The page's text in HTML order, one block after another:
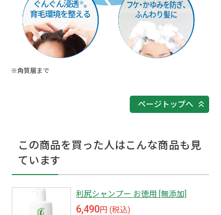
※角質層まで
ページトップへ
この商品を買った人はこんな商品も見
ています
利尻シャンプー お徳用 [無添加]
6,490円 (税込)